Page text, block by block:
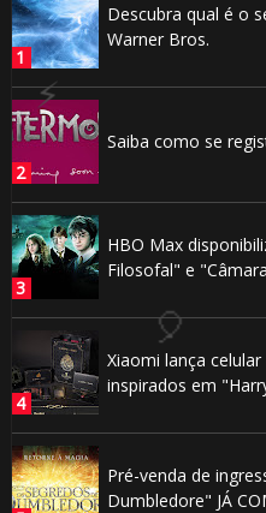
Descubra qual é o
Warner Bros.
Saiba como se
HBO Max
Filosofal" e
Xiaomi lança
inspirados em
Pré-venda de
Dumbledore" JÁ